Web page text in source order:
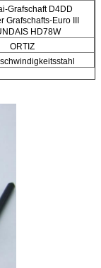
Grafschaft D4DD
Grafschafts-Euro III
HD78W
ORTIZ